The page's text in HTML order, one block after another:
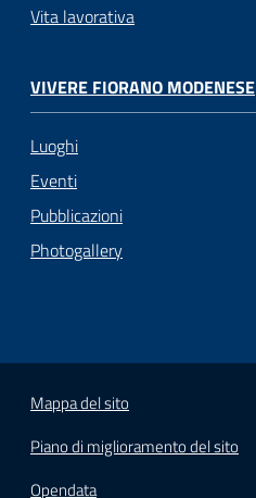
Vita lavorativa
VIVERE FIORANO MODENESE
Luoghi
Eventi
Pubblicazioni
Photogallery
Mappa del sito
Piano di miglioramento del sito
Opendata